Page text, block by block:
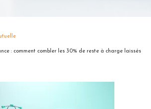
: comment combler les 30% de reste à charge laissés